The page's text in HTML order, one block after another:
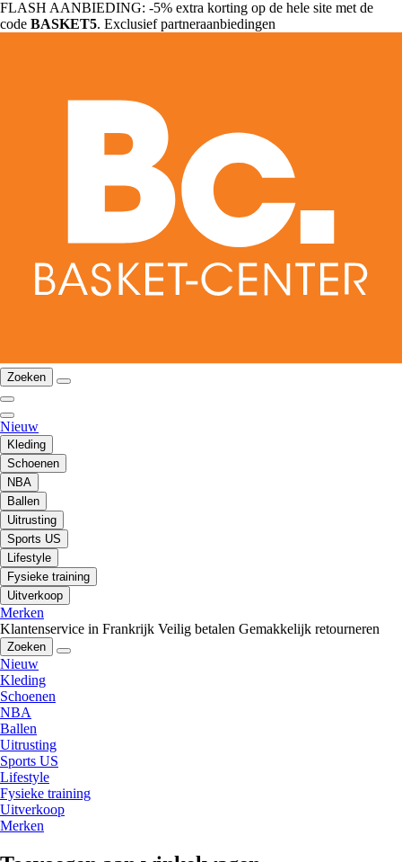
FLASH AANBIEDING: -5% extra korting op de hele site met de
code BASKET5. Exclusief partneraanbiedingen
Zoeken
Nieuw
Kleding
Schoenen
NBA
Ballen
Uitrusting
Sports US
Lifestyle
Fysieke training
Uitverkoop
Merken
Klantenservice in Frankrijk Veilig betalen Gemakkelijk retourneren
Zoeken
Nieuw
Kleding
Schoenen
NBA
Ballen
Uitrusting
Sports US
Lifestyle
Fysieke training
Uitverkoop
Merken